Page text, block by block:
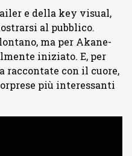
e della key visual,
al pubblico.
ma per Akane-
iniziato. E, per
raccontate con il cuore,
più interessanti